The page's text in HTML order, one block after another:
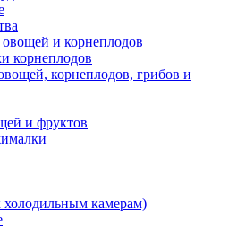
и корнеплодов
корнеплодов
корнеплодов, грибов и
и фруктов
холодильным камерам)